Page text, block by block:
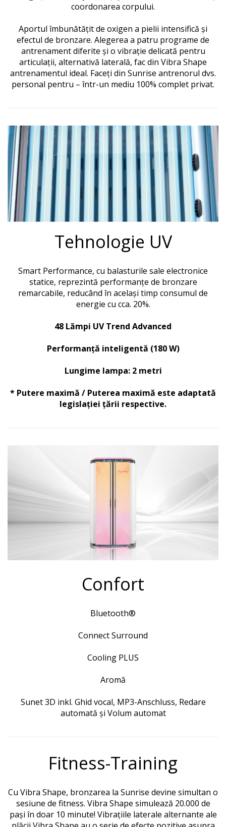
coordonarea corpului.
Aportul îmbunătățit de oxigen a pielii intensifică și
efectul de bronzare. Alegerea a patru programe de
antrenament diferite și o vibrație delicată pentru
articulații, alternativă laterală, fac din Vibra Shape
antrenamentul ideal. Faceți din Sunrise antrenorul dvs.
personal pentru – într-un mediu 100% complet privat.
Tehnologie UV
Smart Performance, cu balasturile sale electronice
statice, reprezintă performanțe de bronzare
remarcabile, reducând în același timp consumul de
energie cu cca. 20%.
48 Lămpi UV Trend Advanced
Performanță inteligentă (180 W)
Lungime lampa: 2 metri
* Putere maximă / Puterea maximă este adaptată
legislației țării respective.
Confort
Bluetooth®
ConnectSurround
Cooling PLUS
Aromă
Sunet 3D inkl. Ghid vocal, MP3-Anschluss, Redare
automată și Volum automat
Fitness-Training
Cu Vibra Shape, bronzarea la Sunrise devine simultan o
sesiune de fitness. Vibra Shape simulează 20.000 de
pași în doar 10 minute! Vibrațiile laterale alternante ale